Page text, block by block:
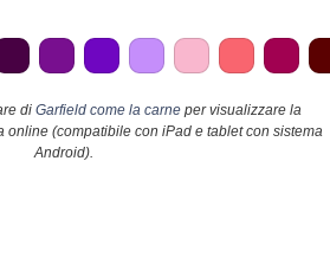
di Garfield come la carneper visualizzare la
online (compatibile con iPad e tablet con sistema
Android).